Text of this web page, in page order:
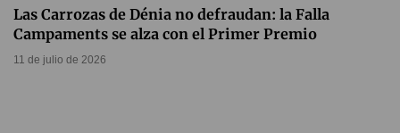
Las Carrozas de Dénia no defraudan: la Falla
Campaments se alza con el Primer Premio
11 de julio de 2026